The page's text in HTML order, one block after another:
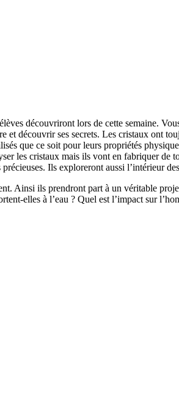
découvriront lors de cette semaine.
découvrir ses secrets. Les cristaux ont
que ce soit pour leurs propriétés
les cristaux mais ils vont en fabriquer
Ils exploreront aussi l’intérieur
Ainsi ils prendront part à un véritable
elles à l’eau ? Quel est l’impact sur